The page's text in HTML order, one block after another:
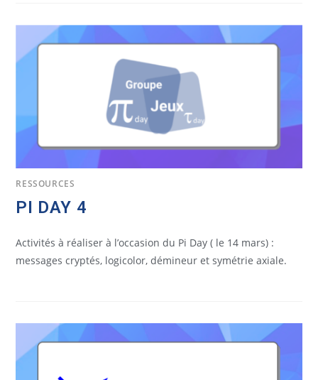
RESSOURCES
PI DAY 4
Activités à réaliser à l’occasion du Pi Day ( le 14 mars) :
messages cryptés, logicolor, démineur et symétrie axiale.